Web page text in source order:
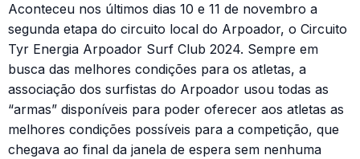
Aconteceu nos últimos dias 10 e 11 de novembro a
segunda etapa do circuito local do Arpoador, o Circuito
Tyr Energia Arpoador Surf Club 2024. Sempre em
busca das melhores condições para os atletas, a
associação dos surfistas do Arpoador usou todas as
“armas” disponíveis para poder oferecer aos atletas as
melhores condições possíveis para a competição, que
chegava ao final da janela de espera sem nenhuma